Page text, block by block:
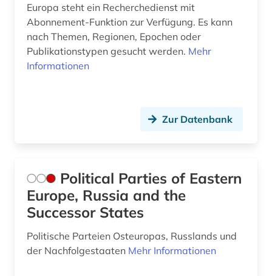
Europa steht ein Recherchedienst mit
Abonnement-Funktion zur Verfügung. Es kann
nach Themen, Regionen, Epochen oder
Publikationstypen gesucht werden. Mehr
Informationen
Zur Datenbank
Political Parties of Eastern
Europe, Russia and the
Successor States
Politische Parteien Osteuropas, Russlands und
der Nachfolgestaaten Mehr Informationen